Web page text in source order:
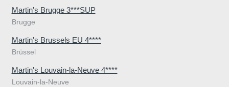
Martin's Brugge 3***SUP
Brugge
Martin's Brussels EU 4****
Brüssel
Martin's Louvain-la-Neuve 4****
Louvain-la-Neuve